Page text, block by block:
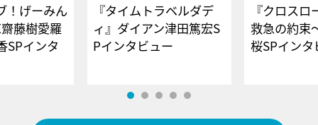
！げーみん
藤樹愛羅
SPインタ
『タイムトラベルダデ
ィ』ダイアン津田篤宏S
Pインタビュー
『クロス
救急の約束
桜SPイ